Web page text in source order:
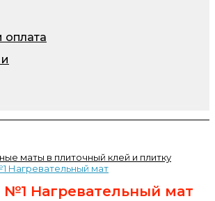
оплата
маты в плиточный клей и плитку
Нагревательный мат
Нагревательный мат